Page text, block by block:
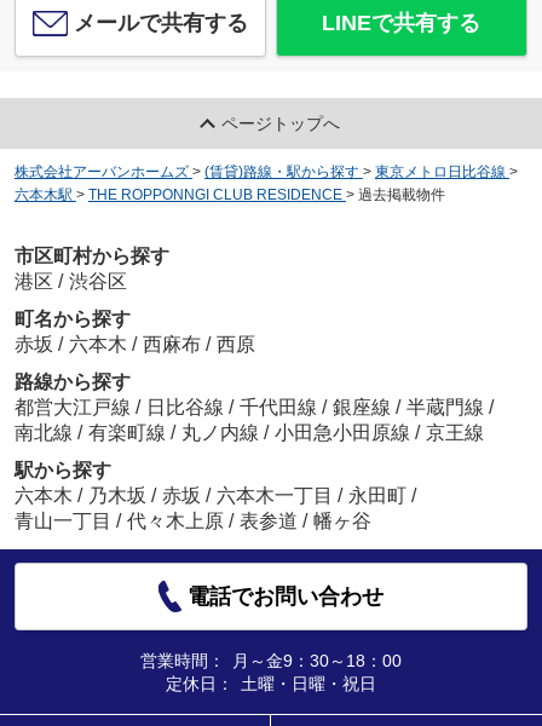
メールで共有する LINEで共有する
ページトップへ
株式会社アーバンホームズ > (賃貸)路線・駅から探す > 東京メトロ日比谷線 >
六本木駅 > THE ROPPONNGI CLUB RESIDENCE > 過去掲載物件
市区町村から探す
港区 / 渋谷区
町名から探す
赤坂 / 六本木 / 西麻布 / 西原
路線から探す
都営大江戸線 / 日比谷線 / 千代田線 / 銀座線 / 半蔵門線 /
南北線 / 有楽町線 / 丸ノ内線 / 小田急小田原線 / 京王線
駅から探す
六本木 / 乃木坂 / 赤坂 / 六本木一丁目 / 永田町 /
青山一丁目 / 代々木上原 / 表参道 / 幡ヶ谷
電話でお問い合わせ
営業時間：
月～金9：30～18：00
定休日：
土曜・日曜・祝日